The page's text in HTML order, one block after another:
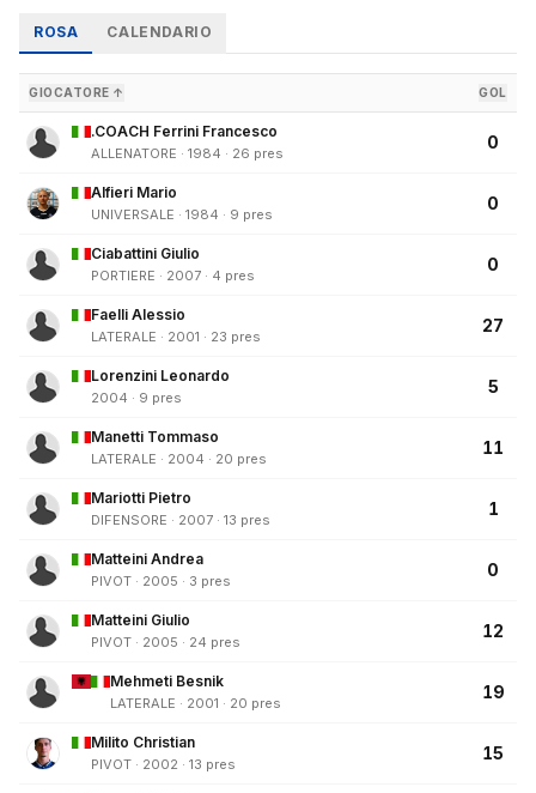
ROSA CALENDARIO
GIOCATORE ↑ GOL
.COACH Ferrini Francesco
ALLENATORE · 1984 · 26 pres
0
Alfieri Mario
UNIVERSALE · 1984 · 9 pres
0
Ciabattini Giulio
PORTIERE · 2007 · 4 pres
0
Faelli Alessio
LATERALE · 2001 · 23 pres
27
Lorenzini Leonardo
2004 · 9 pres
5
Manetti Tommaso
LATERALE · 2004 · 20 pres
11
Mariotti Pietro
DIFENSORE · 2007 · 13 pres
1
Matteini Andrea
PIVOT · 2005 · 3 pres
0
Matteini Giulio
PIVOT · 2005 · 24 pres
12
Mehmeti Besnik
LATERALE · 2001 · 20 pres
19
Milito Christian
PIVOT · 2002 · 13 pres
15